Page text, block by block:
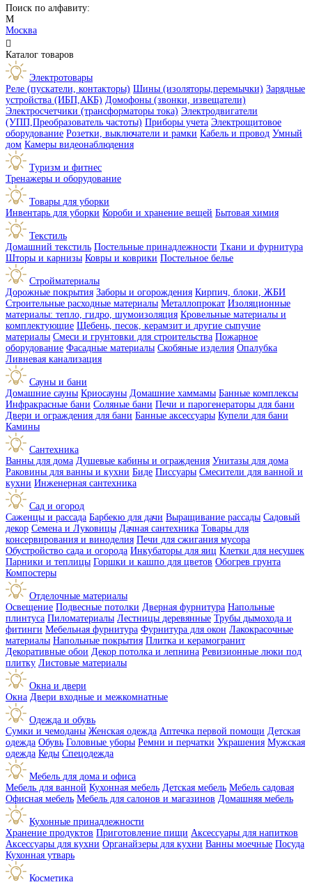
Поиск по алфавиту:
М
Москва

Каталог товаров
Электротовары
Реле (пускатели, контакторы) Шины (изоляторы,перемычки) Зарядные
устройства (ИБП,АКБ) Домофоны (звонки, извещатели)
Электросчетчики (трансформаторы тока) Электродвигатели
(УПП,Преобразователь частоты) Приборы учета Электрощитовое
оборудование Розетки, выключатели и рамки Кабель и провод Умный
дом Камеры видеонаблюдения
Туризм и фитнес
Тренажеры и оборудование
Товары для уборки
Инвентарь для уборки Короби и хранение вещей Бытовая химия
Текстиль
Домашний текстиль Постельные принадлежности Ткани и фурнитура
Шторы и карнизы Ковры и коврики Постельное белье
Стройматериалы
Дорожные покрытия Заборы и огорождения Кирпич, блоки, ЖБИ
Строительные расходные материалы Металлопрокат Изоляционные
материалы: тепло, гидро, шумоизоляция Кровельные материалы и
комплектующие Щебень, песок, керамзит и другие сыпучие
материалы Смеси и грунтовки для строительства Пожарное
оборудование Фасадные материалы Скобяные изделия Опалубка
Ливневая канализация
Сауны и бани
Домашние сауны Криосауны Домашние хаммамы Банные комплексы
Инфракрасные бани Соляные бани Печи и парогенераторы для бани
Двери и ограждения для бани Банные аксессуары Купели для бани
Камины
Сантехника
Ванны для дома Душевые кабины и ограждения Унитазы для дома
Раковины для ванны и кухни Биде Писсуары Смесители для ванной и
кухни Инженерная сантехника
Сад и огород
Саженцы и рассада Барбекю для дачи Выращивание рассады Садовый
декор Семена и Луковицы Дачная сантехника Товары для
консервирования и виноделия Печи для сжигания мусора
Обустройство сада и огорода Инкубаторы для яиц Клетки для несушек
Парники и теплицы Горшки и кашпо для цветов Обогрев грунта
Компостеры
Отделочные материалы
Освещение Подвесные потолки Дверная фурнитура Напольные
плинтуса Пиломатериалы Лестницы деревянные Трубы дымохода и
фитинги Мебельная фурнитура Фурнитура для окон Лакокрасочные
материалы Напольные покрытия Плитка и керамогранит
Декоративные обои Декор потолка и лепнина Ревизионные люки под
плитку Листовые материалы
Окна и двери
Окна Двери входные и межкомнатные
Одежда и обувь
Сумки и чемоданы Женская одежда Аптечка первой помощи Детская
одежда Обувь Головные уборы Ремни и перчатки Украшения Мужская
одежда Кеды Спецодежда
Мебель для дома и офиса
Мебель для ванной Кухонная мебель Детская мебель Мебель садовая
Офисная мебель Мебель для салонов и магазинов Домашняя мебель
Кухонные принадлежности
Хранение продуктов Приготовление пищи Аксессуары для напитков
Аксессуары для кухни Органайзеры для кухни Ванны моечные Посуда
Кухонная утварь
Косметика